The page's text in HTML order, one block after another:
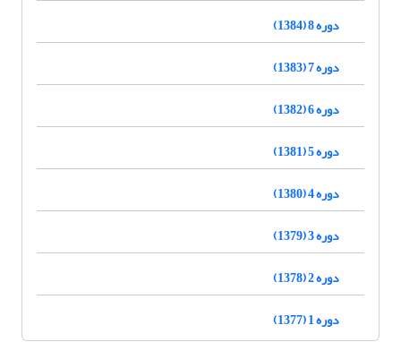
دوره 8 (1384)
دوره 7 (1383)
دوره 6 (1382)
دوره 5 (1381)
دوره 4 (1380)
دوره 3 (1379)
دوره 2 (1378)
دوره 1 (1377)